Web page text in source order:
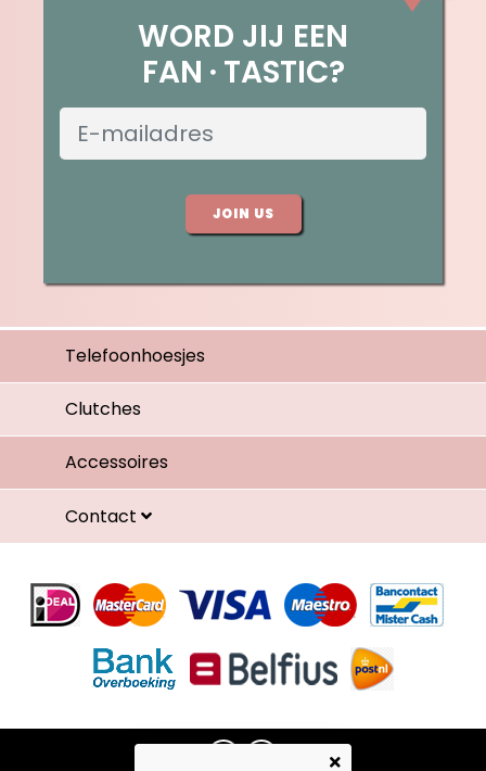
WORD JIJ EEN
FAN TASTIC?
JOIN US
Telefoonhoesjes
Clutches
Accessoires
Contact